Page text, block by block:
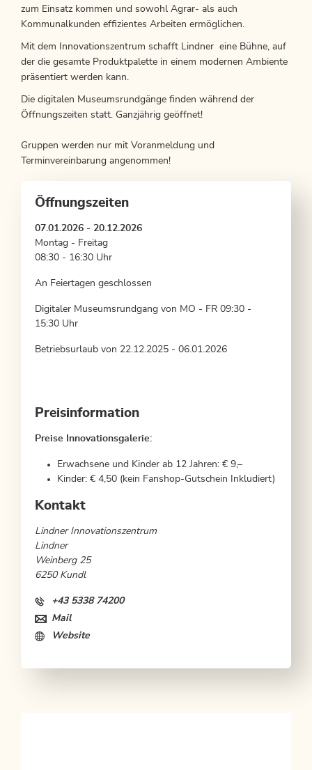
zum Einsatz kommen und sowohl Agrar- als auch
Kommunalkunden effizientes Arbeiten ermöglichen.
Mit dem Innovationszentrum schafft Lindner eine Bühne, auf
der die gesamte Produktpalette in einem modernen Ambiente
präsentiert werden kann.
Die digitalen Museumsrundgänge finden während der
Öffnungszeiten statt. Ganzjährig geöffnet!
Gruppen werden nur mit Voranmeldung und
Terminvereinbarung angenommen!
Öffnungszeiten
07.01.2026 - 20.12.2026
Montag - Freitag
08:30 - 16:30 Uhr
An Feiertagen geschlossen
Digitaler Museumsrundgang von MO - FR 09:30 -
15:30 Uhr
Betriebsurlaub von 22.12.2025 - 06.01.2026
Preisinformation
Preise Innovationsgalerie:
Erwachsene und Kinder ab 12 Jahren: € 9,–
Kinder: € 4,50 (kein Fanshop-Gutschein Inkludiert)
Kontakt
Lindner Innovationszentrum
Lindner
Weinberg 25
6250 Kundl
+43 5338 74200
Mail
Website